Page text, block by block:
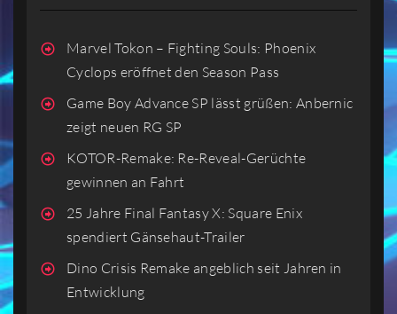
Marvel Tokon – Fighting Souls: Phoenix
Cyclops eröffnet den Season Pass
Game Boy Advance SP lässt grüßen: Anbernic
zeigt neuen RG SP
KOTOR-Remake: Re-Reveal-Gerüchte
gewinnen an Fahrt
25 Jahre Final Fantasy X: Square Enix
spendiert Gänsehaut-Trailer
Dino Crisis Remake angeblich seit Jahren in
Entwicklung